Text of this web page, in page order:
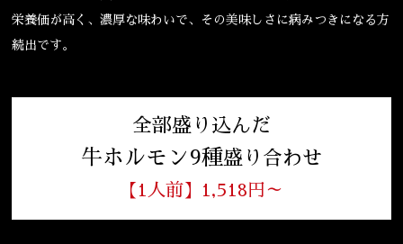
栄養価が高く、濃厚な味わいで、その美味しさに病みつきになる方
続出です。
全部盛り込んだ
牛ホルモン9種盛り合わせ
【1人前】1,518円～